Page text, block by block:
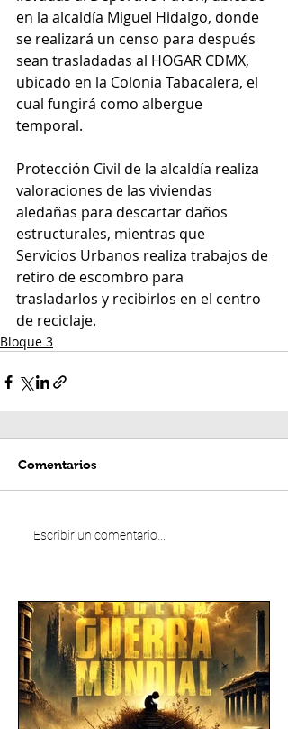
en la alcaldía Miguel Hidalgo, donde
se realizará un censo para después
sean trasladadas al HOGAR CDMX,
ubicado en la Colonia Tabacalera, el
cual fungirá como albergue
temporal.
Protección Civil de la alcaldía realiza
valoraciones de las viviendas
aledañas para descartar daños
estructurales, mientras que
Servicios Urbanos realiza trabajos de
retiro de escombro para
trasladarlos y recibirlos en el centro
de reciclaje.
Bloque 3
Comentarios
Escribir un comentario...